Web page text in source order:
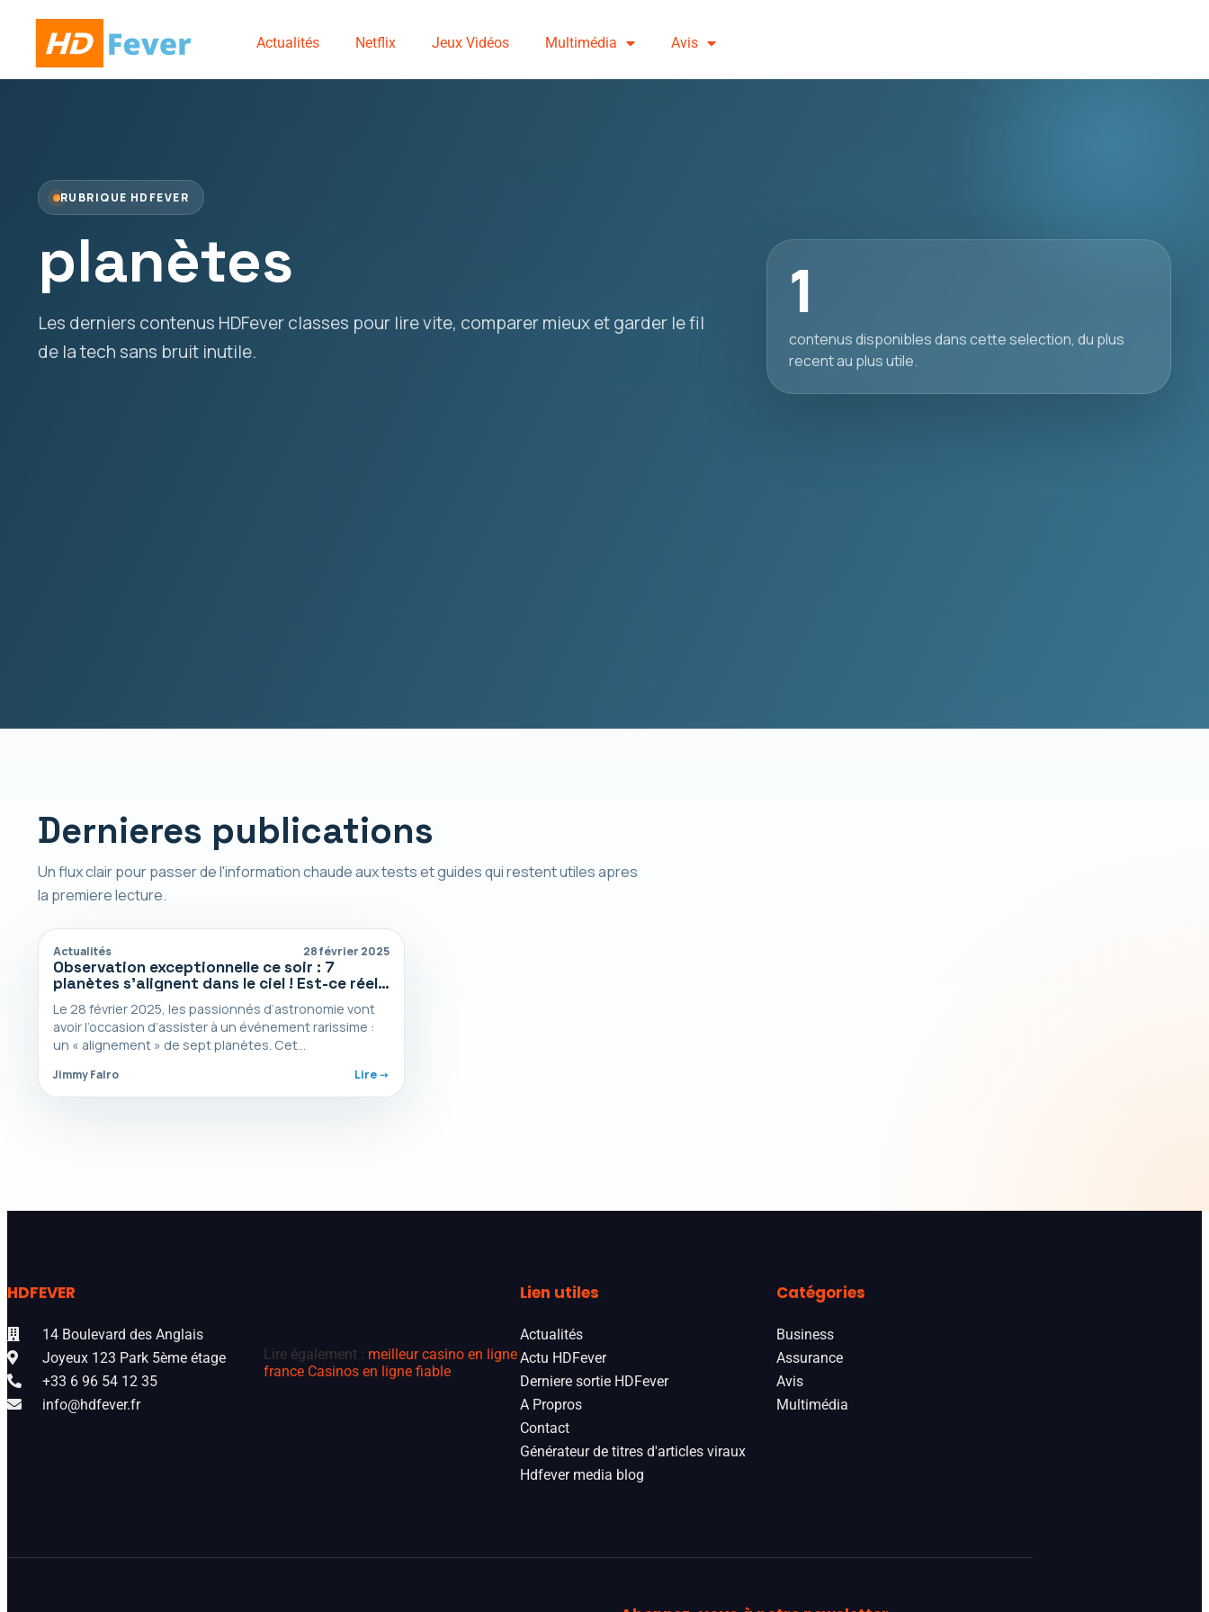
Actualités Netflix Jeux Vidéos Multimédia Avis
RUBRIQUE HDFEVER
planètes
Les derniers contenus HDFever classes pour lire vite, comparer mieux et garder le fil
de la tech sans bruit inutile.
1
contenus disponibles dans cette selection, du plus
recent au plus utile.
Dernieres publications
Un flux clair pour passer de l'information chaude aux tests et guides qui restent utiles apres
la premiere lecture.
Actualités 28 février 2025
Observation exceptionnelle ce soir : 7
planètes s’alignent dans le ciel ! Est-ce réel
Le 28 février 2025, les passionnés d’astronomie vont
avoir l’occasion d’assister à un événement rarissime :
un « alignement » de sept planètes. Cet…
Jimmy Falro Lire ->
HDFEVER
14 Boulevard des Anglais
Joyeux 123 Park 5ème étage
+33 6 96 54 12 35
info@hdfever.fr
Lire également : meilleur casino en ligne
france Casinos en ligne fiable
Lien utiles
Actualités
Actu HDFever
Derniere sortie HDFever
A Propros
Contact
Générateur de titres d'articles viraux
Hdfever media blog
Catégories
Business
Assurance
Avis
Multimédia